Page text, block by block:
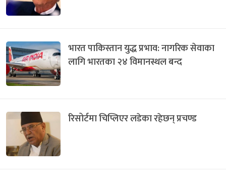
भारत पाकिस्तान युद्ध प्रभाव: नागरिक सेवाका
लागि भारतका २४ विमानस्थल बन्द
रिसोर्टमा चिप्लिएर लडेका रहेछन् प्रचण्ड